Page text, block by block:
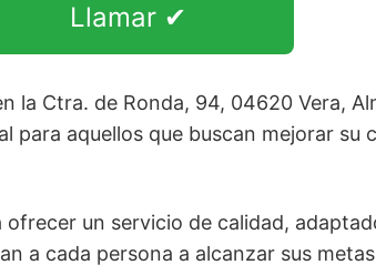
Llamar ✔
la Ctra. de Ronda, 94, 04620 Vera,
para aquellos que buscan mejorar su
un servicio de calidad,
a cada persona a alcanzar sus